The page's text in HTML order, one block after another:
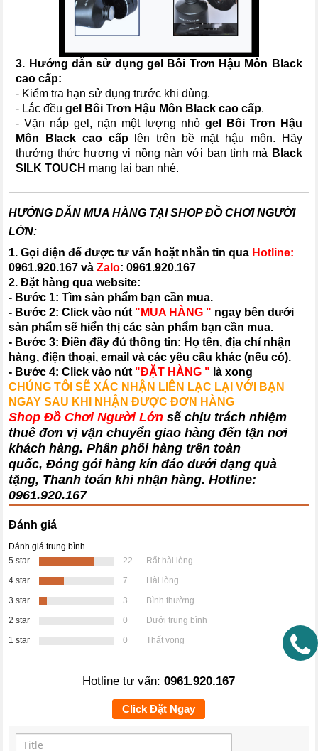
3. Hướng dẫn sử dụng gel Bôi Trơn Hậu Môn Black
cao cấp:
- Kiểm tra hạn sử dụng trước khi dùng.
- Lắc đềugel Bôi Trơn Hậu Môn Black cao cấp.
- Vặn nắp gel, nặn một lượng nhỏ gel Bôi Trơn Hậu
Môn Black cao cấplên trên bề mặt hậu môn. Hãy
thưởng thức hương vị nồng nàn với bạn tình mà Black
SILK TOUCH mang lại bạn nhé.
HƯỚNG DẪN MUA HÀNG TẠI SHOP ĐỒ CHƠI NGƯỜI
LỚN:
1. Gọi điện để được tư vấn hoặt nhắn tin qua Hotline:
0961.920.167 vàZalo:0961.920.167
2. Đặt hàng qua website:
- Bước 1: Tìm sản phẩm bạn cần mua.
- Bước 2: Click vào nút "MUA HÀNG " ngay bên dưới
sản phẩm sẽ hiển thị các sản phẩm bạn cần mua.
- Bước 3: Điền đầy đủ thông tin: Họ tên, địa chỉ nhận
hàng, điện thoại, email và các yêu cầu khác (nếu có).
- Bước 4: Click vào nút "ĐẶT HÀNG " là xong
CHÚNG TÔI SẼ XÁC NHẬN LIÊN LẠC LẠI VỚI BẠN
NGAY SAU KHI NHẬN ĐƯỢC ĐƠN HÀNG
Shop Đồ Chơi Người Lớn sẽ chịu trách nhiệm
thuê đơn vị vận chuyển giao hàng đến tận nơi
khách hàng. Phân phối hàng trên toàn
quốc, Đóng gói hàng kín đáo dưới dạng quà
tặng, Thanh toán khi nhận hàng. Hotline:
0961.920.167
Đánh giá
Đánh giá trung bình
5 star
22
Rất hài lòng
4 star
7
Hài lòng
3 star
3
Bình thường
2 star
0
Dưới trung bình
1 star
0 Thất vọng
Hotline tư vấn: 0961.920.167
Click Đặt Ngay